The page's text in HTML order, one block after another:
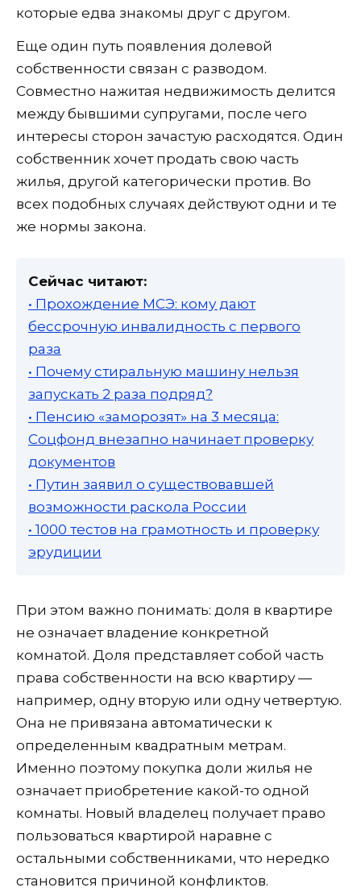
которые едва знакомы друг с другом.
Еще один путь появления долевой
собственности связан с разводом.
Совместно нажитая недвижимость делится
между бывшими супругами, после чего
интересы сторон зачастую расходятся. Один
собственник хочет продать свою часть
жилья, другой категорически против. Во
всех подобных случаях действуют одни и те
же нормы закона.
Сейчас читают:
• Прохождение МСЭ: кому дают
бессрочную инвалидность с первого
раза
• Почему стиральную машину нельзя
запускать 2 раза подряд?
• Пенсию «заморозят» на 3 месяца:
Соцфонд внезапно начинает проверку
документов
• Путин заявил о существовавшей
возможности раскола России
• 1000 тестов на грамотность и проверку
эрудиции
При этом важно понимать: доля в квартире
не означает владение конкретной
комнатой. Доля представляет собой часть
права собственности на всю квартиру —
например, одну вторую или одну четвертую.
Она не привязана автоматически к
определенным квадратным метрам.
Именно поэтому покупка доли жилья не
означает приобретение какой-то одной
комнаты. Новый владелец получает право
пользоваться квартирой наравне с
остальными собственниками, что нередко
становится причиной конфликтов.